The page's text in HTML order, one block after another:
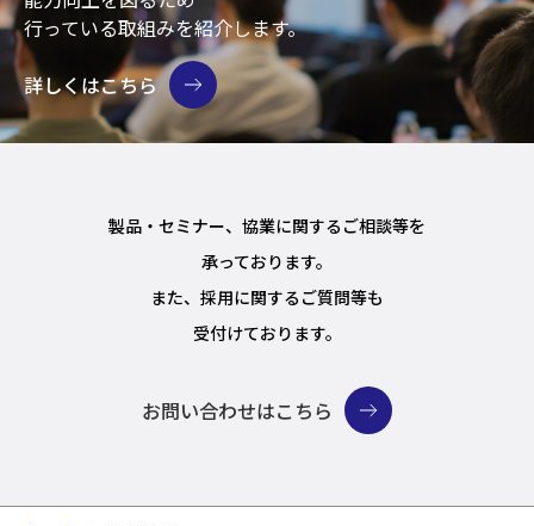
行っている取組みを紹介します。
詳しくはこちら
製品・セミナー、協業に関するご相談等を
承っております。
また、採用に関するご質問等も
受付けております。
お問い合わせはこちら